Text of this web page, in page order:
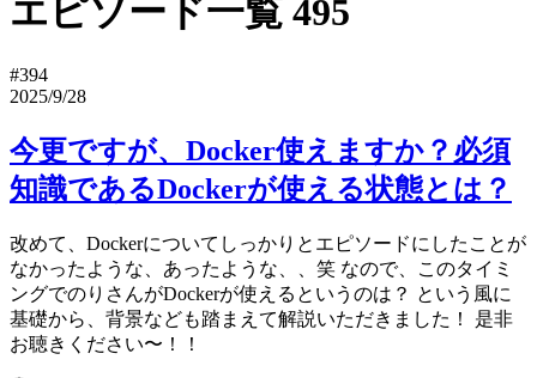
エピソード一覧 495
#394
2025/9/28
今更ですが、Docker使えますか？必須
知識であるDockerが使える状態とは？
改めて、Dockerについてしっかりとエピソードにしたことが
なかったような、あったような、、笑 なので、このタイミ
ングでのりさんがDockerが使えるというのは？ という風に
基礎から、背景なども踏まえて解説いただきました！ 是非
お聴きください〜！！